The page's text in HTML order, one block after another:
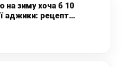
на зиму хоча б 10
аджики: рецепт
страви